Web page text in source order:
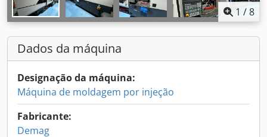
1 /8
Dados da máquina
Designação da máquina:
Máquina de moldagem por injeção
Fabricante:
Demag